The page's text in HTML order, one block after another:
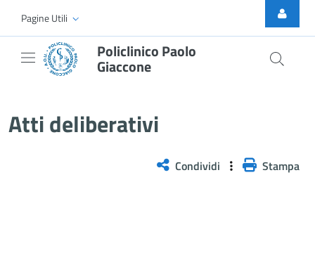
Skip to Main Content
Pagine Utili
Policlinico Paolo
Giaccone
Atti deliberativi
Condividi Stampa